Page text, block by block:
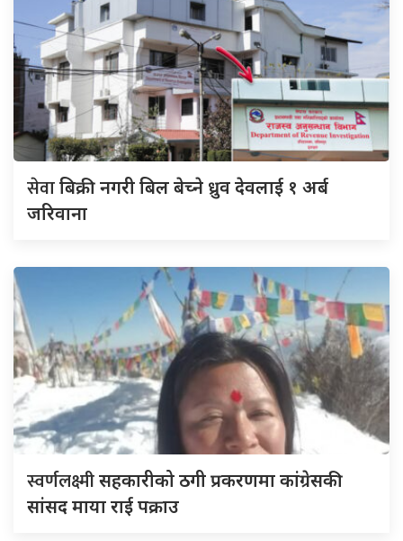
सेवाबिक्री नगरी बिल बेच्ने ध्रुव देवलाई १ अर्ब
जरिवाना
स्वर्णलक्ष्मीसहकारीको ठगी प्रकरणमा कांग्रेसकी
सांसद माया राई पक्राउ